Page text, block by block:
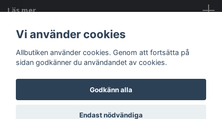
Läs mer
Sociala medier
© 2026 Allbutiken
Vi använder cookies
Allbutiken använder cookies. Genom att fortsätta på
sidan godkänner du användandet av cookies.
Godkänn alla
Endast nödvändiga